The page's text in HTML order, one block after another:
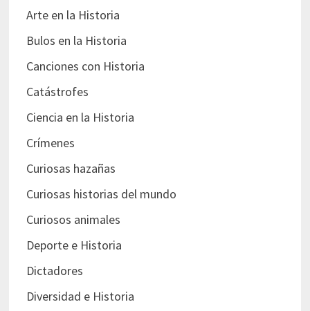
Arte en la Historia
Bulos en la Historia
Canciones con Historia
Catástrofes
Ciencia en la Historia
Crímenes
Curiosas hazañas
Curiosas historias del mundo
Curiosos animales
Deporte e Historia
Dictadores
Diversidad e Historia